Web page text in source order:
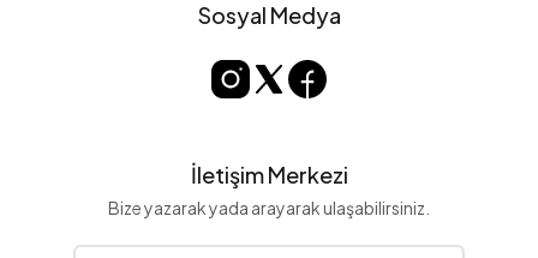
Sosyal Medya
İletişim Merkezi
Bize yazarak yada arayarak ulaşabilirsiniz.